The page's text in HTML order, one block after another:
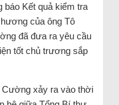
báo Kết quả kiểm tra
của ông Tô
đã đưa ra yêu cầu
tốt chủ trương sắp
xảy ra vào thời